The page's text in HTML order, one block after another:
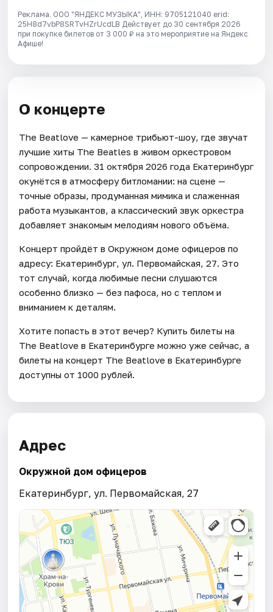
Реклама. ООО "ЯНДЕКС МУЗЫКА", ИНН: 9705121040 erid:
25H8d7vbP8SRTvHZrUcdLB Действует до 30 сентября 2026
при покупке билетов от 3 000 ₽ на это мероприятие на Яндекс
Афише!
О концерте
The Beatlove — камерное трибьют-шоу, где звучат
лучшие хиты The Beatles в живом оркестровом
сопровождении. 31 октября 2026 года Екатеринбург
окунётся в атмосферу битломании: на сцене —
точные образы, продуманная мимика и слаженная
работа музыкантов, а классический звук оркестра
добавляет знакомым мелодиям нового объёма.
Концерт пройдёт в Окружном доме офицеров по
адресу: Екатеринбург, ул. Первомайская, 27. Это
тот случай, когда любимые песни слушаются
особенно близко — без пафоса, но с теплом и
вниманием к деталям.
Хотите попасть в этот вечер? Купить билеты на
The Beatlove в Екатеринбурге можно уже сейчас, а
билеты на концерт The Beatlove в Екатеринбурге
доступны от 1000 рублей.
Адрес
Окружной дом офицеров
Екатеринбург, ул. Первомайская, 27